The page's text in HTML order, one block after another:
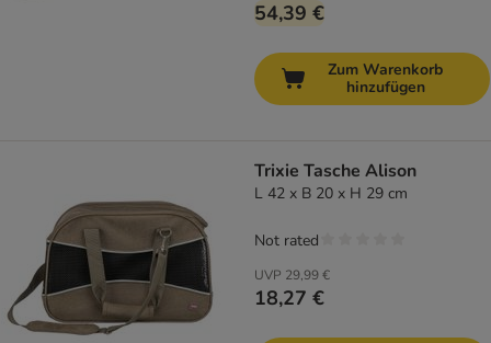
54,39 €
Zum Warenkorb
hinzufügen
Trixie Tasche Alison
L 42 x B 20 x H 29 cm
UVP 29,99 €
18,27 €
Not rated